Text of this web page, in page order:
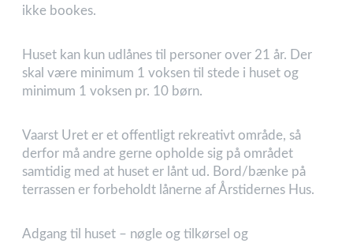
ikke bookes.
Huset kan kun udlånes til personer over 21 år. Der
skal være minimum 1 voksen til stede i huset og
minimum 1 voksen pr. 10 børn.
Vaarst Uret er et offentligt rekreativt område, så
derfor må andre gerne opholde sig på området
samtidig med at huset er lånt ud. Bord/bænke på
terrassen er forbeholdt lånerne af Årstidernes Hus.
Adgang til huset – nøgle og tilkørsel og